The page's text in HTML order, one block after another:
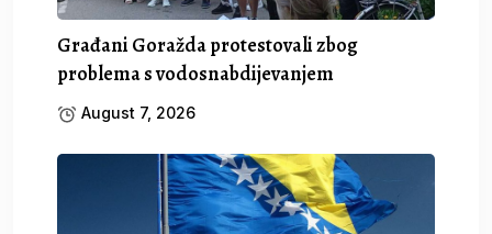
Građani Goražda protestovali zbog
problema s vodosnabdijevanjem
August 7, 2026